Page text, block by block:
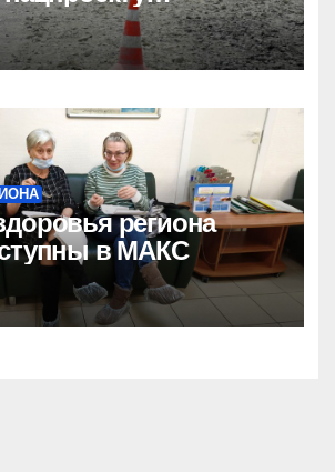
в Новосибирской
региона
в МАКС